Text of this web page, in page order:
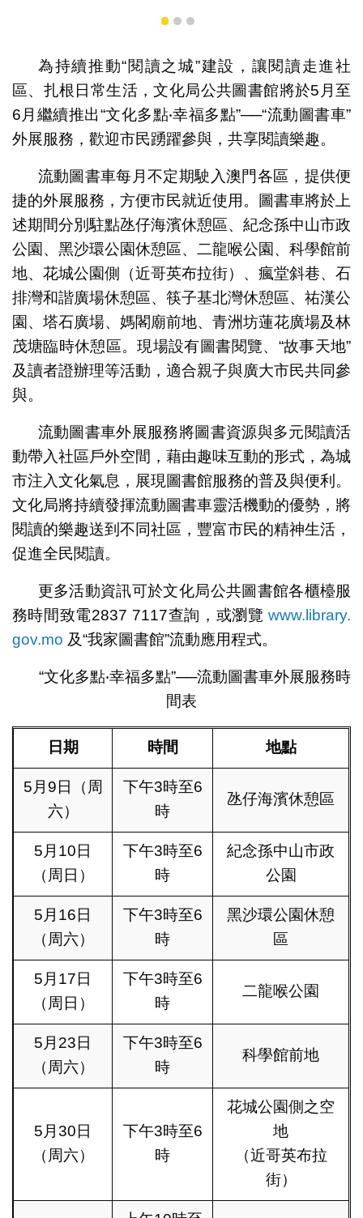
文化局續辦流動圖書車外展服務 5月至6月走進社區推廣閱
讀
1 2 3
為持續推動“閱讀之城”建設，讓閱讀走進社
區、扎根日常生活，文化局公共圖書館將於5月至
6月繼續推出“文化多點‧幸福多點”──“流動圖書車”
外展服務，歡迎市民踴躍參與，共享閱讀樂趣。
流動圖書車每月不定期駛入澳門各區，提供便
捷的外展服務，方便市民就近使用。圖書車將於上
述期間分別駐點氹仔海濱休憩區、紀念孫中山市政
公園、黑沙環公園休憩區、二龍喉公園、科學館前
地、花城公園側（近哥英布拉街）、瘋堂斜巷、石
排灣和諧廣場休憩區、筷子基北灣休憩區、祐漢公
園、塔石廣場、媽閣廟前地、青洲坊蓮花廣場及林
茂塘臨時休憩區。現場設有圖書閱覽、“故事天地”
及讀者證辦理等活動，適合親子與廣大市民共同參
與。
流動圖書車外展服務將圖書資源與多元閱讀活
動帶入社區戶外空間，藉由趣味互動的形式，為城
市注入文化氣息，展現圖書館服務的普及與便利。
文化局將持續發揮流動圖書車靈活機動的優勢，將
閱讀的樂趣送到不同社區，豐富市民的精神生活，
促進全民閱讀。
更多活動資訊可於文化局公共圖書館各櫃檯服
務時間致電2837 7117查詢，或瀏覽www.library.
gov.mo 及“我家圖書館”流動應用程式。
“文化多點‧幸福多點”──流動圖書車外展服務時
間表
日期 時間 地點
5月9日（周
六）
下午3時至6
時
氹仔海濱休憩區
5月10日
（周日）
下午3時至6
時
紀念孫中山市政
公園
5月16日
（周六）
下午3時至6
時
黑沙環公園休憩
區
5月17日
（周日）
下午3時至6
時
二龍喉公園
5月23日
（周六）
下午3時至6
時
科學館前地
5月30日
（周六）
下午3時至6
時
花城公園側之空
地
（近哥英布拉
街）